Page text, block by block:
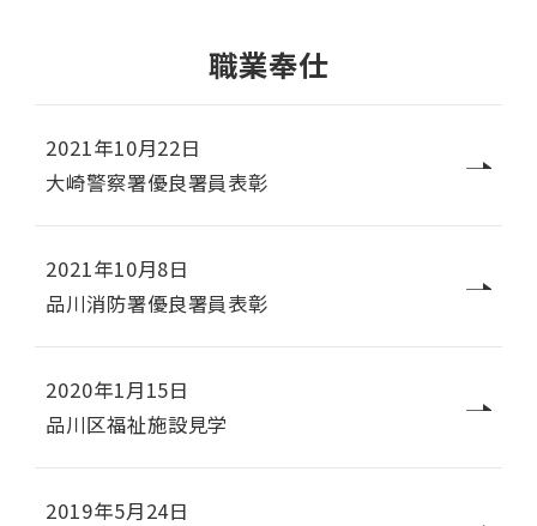
職業奉仕
2021年10月22日
大崎警察署優良署員表彰
2021年10月8日
品川消防署優良署員表彰
2020年1月15日
品川区福祉施設見学
2019年5月24日